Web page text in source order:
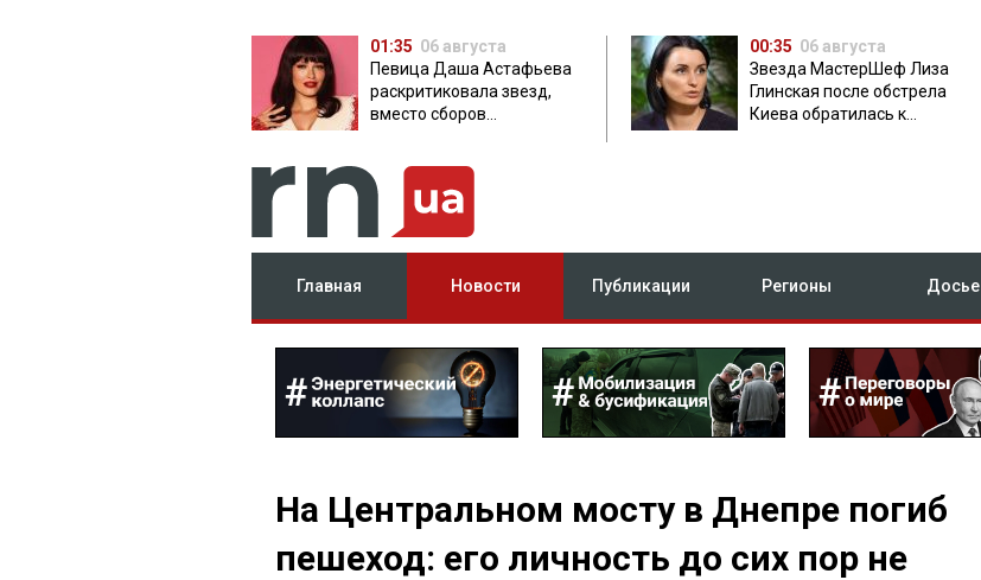
01:35 06 августа
Певица Даша Астафьева
раскритиковала звезд,
вместо сборов
00:35 06 августа
Звезда МастерШеф Лиза
Глинская после обстрела
Киева обратилась к
Главная Новости Публикации Регионы Досье
На Центральном мосту в Днепре погиб
пешеход: его личность до сих пор не